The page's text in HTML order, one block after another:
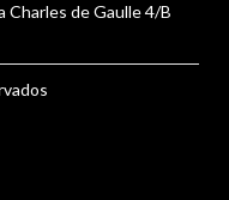
Charles de Gaulle 4/B